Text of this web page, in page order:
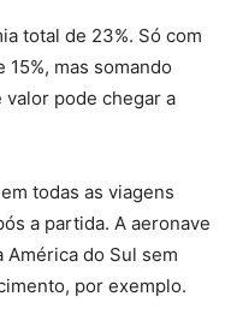
total de 23%. Só com
mas somando
pode chegar a
todas as viagens
a partida. A aeronave
do Sul sem
por exemplo.